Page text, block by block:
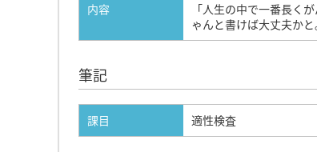
内容
「人生の中で一番長く
ゃんと書けば大丈夫かと
筆記
課目 適性検査